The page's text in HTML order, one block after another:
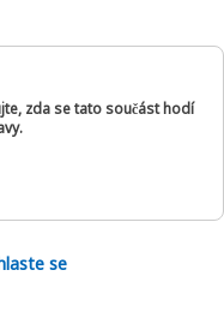
zda se tato součást hodí
se